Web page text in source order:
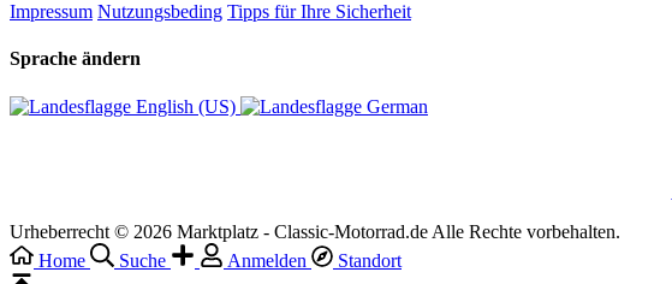
Impressum Nutzungsbeding Tipps für Ihre Sicherheit
Sprache ändern
English (US)‎ German‎
Urheberrecht © 2026 Marktplatz - Classic-Motorrad.de Alle Rechte vorbehalten.
Home
Suche Anmelden Standort